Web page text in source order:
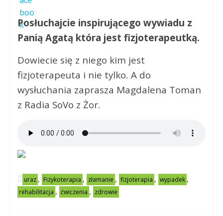
Posłuchajcie inspirującego wywiadu z
Panią Agatą która jest fizjoterapeutką.
Dowiecie się z niego kim jest
fizjoterapeuta i nie tylko. A do
wysłuchania zaprasza Magdalena Toman
z Radia SoVo z Żor.
uraz , Fizykoterapia , złamanie , fizjoterapia , wypadek ,
rehabilitacja , ćwiczenia , zdrowie